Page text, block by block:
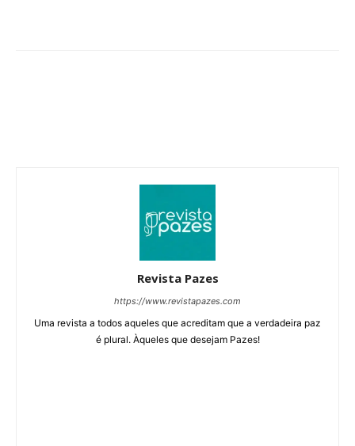
Revista Pazes
https://www.revistapazes.com
Uma revista a todos aqueles que acreditam que a verdadeira paz
é plural. Àqueles que desejam Pazes!